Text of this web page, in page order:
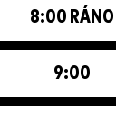
8:00 RÁNO
9:00